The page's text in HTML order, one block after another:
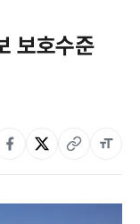
보호수준